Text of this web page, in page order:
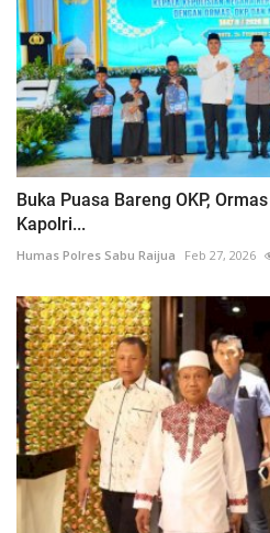
Buka Puasa Bareng OKP,
Kapolri...
Humas Polres Sabu Raijua Feb 27, 2026